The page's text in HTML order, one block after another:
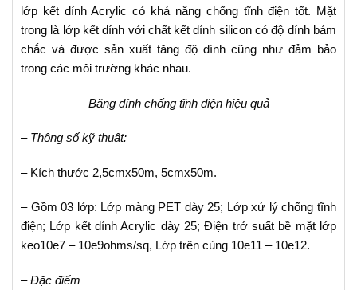
lớp kết dính Acrylic có khả năng chống tĩnh điện tốt. Mặt
trong là lớp kết dính với chất kết dính silicon có độ dính bám
chắc và được sản xuất tăng độ dính cũng như đảm bảo
trong các môi trường khác nhau.
Băng dính chống tĩnh điện hiệu quả
– Thông số kỹ thuật:
– Kích thước 2,5cmx50m, 5cmx50m.
– Gồm 03 lớp: Lớp màng PET dày 25; Lớp xử lý chống tĩnh
điện; Lớp kết dính Acrylic dày 25; Điện trở suất bề mặt lớp
keo10e7 – 10e9ohms/sq, Lớp trên cùng 10e11 – 10e12.
– Đặc điểm